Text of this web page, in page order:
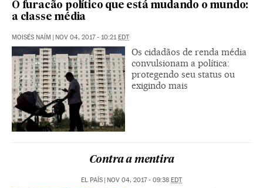
O furacão político que está mudando o mundo:
a classe média
MOISÉS NAÍM | NOV 04, 2017 - 10:21EDT
Os cidadãos de renda média
convulsionam a política:
protegendo seu status ou
exigindo mais
Contra a mentira
EL PAÍS | NOV 04, 2017 - 09:38 EDT